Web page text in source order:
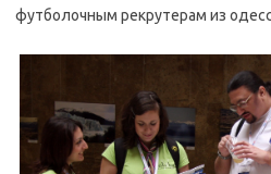
футболочным рекрутерам из